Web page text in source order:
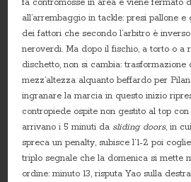
fa contromosse in area e viene fermato
all’arrembaggio in tackle: presi pallone e
dei fattori che secondo l’arbitro è
neroverdi. Ma dopo il fischio, a torto o a
dischetto, non si cambia: trasformazione
mezz’altezza alquanto beffardo per
ingranare la marcia in questo inizio
contropiede ospite non gestito al top
arrivano i 5 minuti da sliding doors, in
spreca un penalty, subisce l’1-2 poi
triplo segnale che la domenica si mette
ordine: minuto 13, risputa Yao sulla